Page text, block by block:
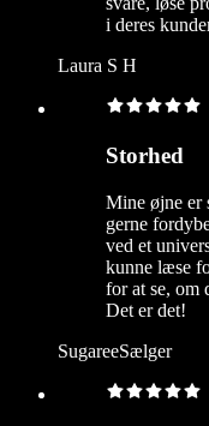
i deres
Laura S H
Storhed
Mine øjne er
gerne
ved et
kunne læse
for at se, om
Det er det!
SugareeSælger